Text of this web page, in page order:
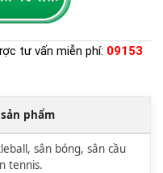
tư vấn miễn phí: 09153
phẩm
sân bóng, sân cầu
tennis.